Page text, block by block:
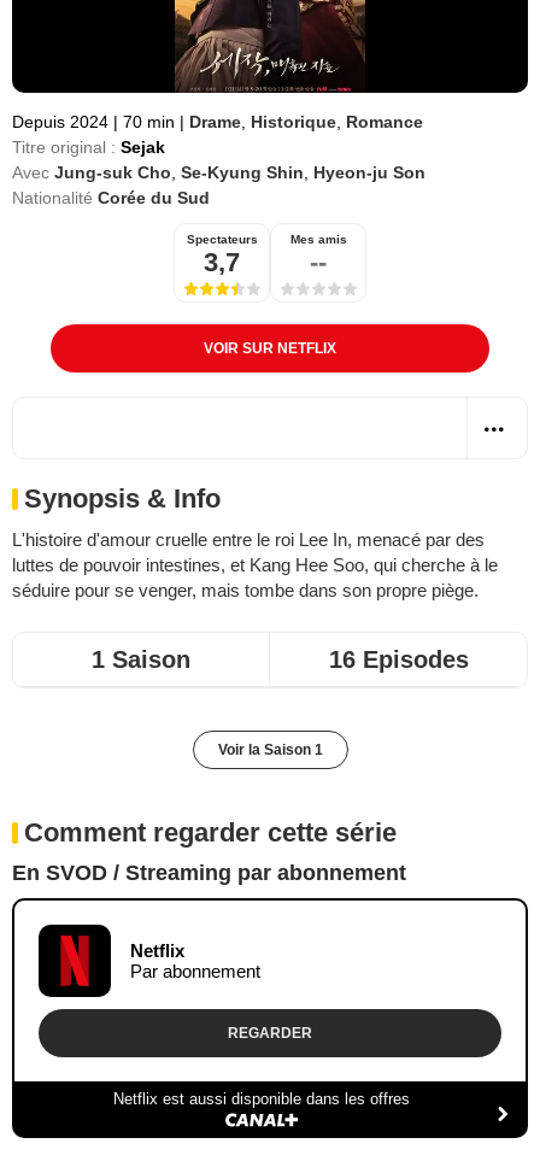
Depuis 2024 | 70 min | Drame Historique Romance
Titre original : Sejak
Avec Jung-suk Cho Se-Kyung Shin
Hyeon-ju Son
Nationalité Corée du Sud
Spectateurs
3,7
Mes amis
--
VOIR SUR NETFLIX
Synopsis & Info
L'histoire d'amour cruelle entre le roi Lee In, menacé par des
luttes de pouvoir intestines, et Kang Hee Soo, qui cherche à le
séduire pour se venger, mais tombe dans son propre piège.
1 Saison 16 Episodes
Voir la Saison 1
Comment regarder cette série
En SVOD / Streaming par abonnement
Netflix
Par abonnement
REGARDER
Netflix est aussi disponible dans les offres